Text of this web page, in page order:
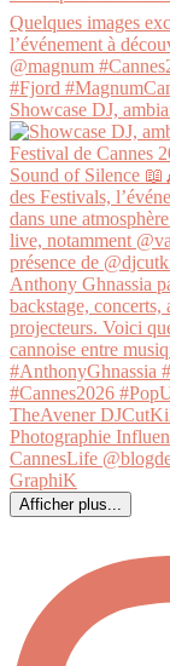
Showcase DJ,
Afficher plus...